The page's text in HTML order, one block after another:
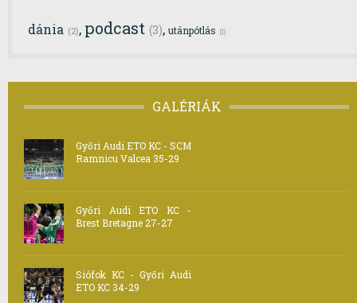
dánia (2), podcast (3), utánpótlás (1)
GALÉRIÁK
Győri Audi ETO KC - SCM
Ramnicu Valcea 35-29
Győri Audi ETO KC -
Brest Bretagne 27-27
Siófok KC - Győri Audi
ETO KC 34-29